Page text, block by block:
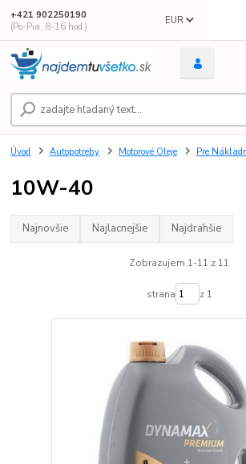
EUR
+421 902250190
(Po-Pia, 8-16 hod.)
Úvod Autopotreby Motorové Oleje Pre
10W-40
Najnovšie Najlacnejšie Najdrahšie
Zobrazujem 1-11 z 11
strana z 1